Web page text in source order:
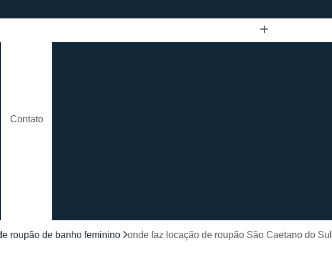
Contato
Lavagem de Roupão São Paulo
Locação de Roupão
roupão de banho feminino onde faz locação de roupão São Caetano do Sul